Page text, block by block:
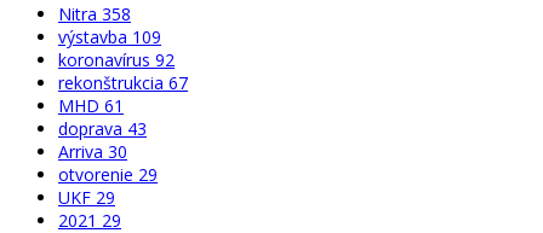
Nitra 358
výstavba 109
koronavírus 92
rekonštrukcia 67
MHD 61
doprava 43
Arriva 30
otvorenie 29
UKF 29
2021 29